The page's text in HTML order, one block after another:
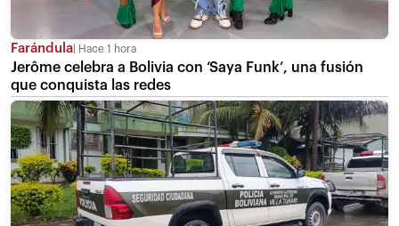
Farándula Hace 1 hora
Jerôme celebra a Bolivia con ‘Saya Funk’, una fusión
que conquista las redes